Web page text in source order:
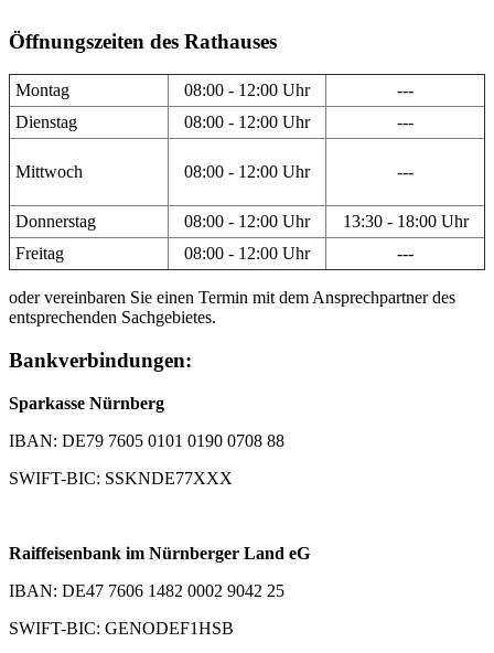
Öffnungszeiten des Rathauses
Montag 08:00 - 12:00 Uhr
---
Dienstag
08:00 - 12:00 Uhr ---
Mittwoch 08:00 - 12:00 Uhr ---
Donnerstag 08:00 - 12:00 Uhr
13:30 - 18:00 Uhr
Freitag
08:00 - 12:00 Uhr ---
oder vereinbaren Sie einen Termin mit dem Ansprechpartner des
entsprechenden Sachgebietes.
Bankverbindungen:
Sparkasse Nürnberg
IBAN: DE79 7605 0101 0190 0708 88
SWIFT-BIC: SSKNDE77XXX
Raiffeisenbank im Nürnberger Land eG
IBAN: DE47 7606 1482 0002 9042 25
SWIFT-BIC: GENODEF1HSB